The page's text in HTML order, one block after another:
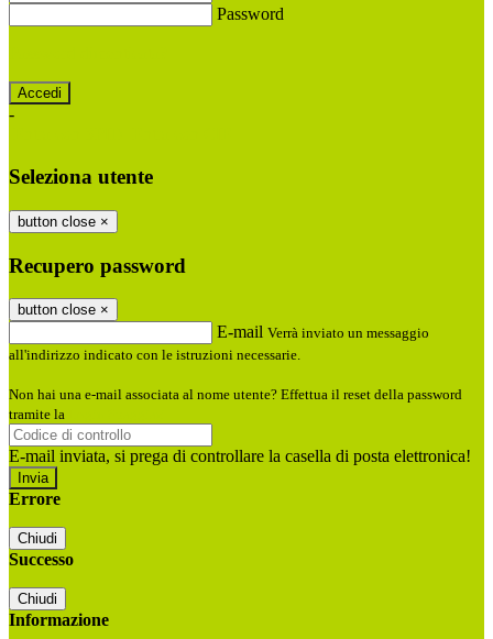
Password
-
Seleziona utente
button close ×
Recupero password
button close ×
E-mail Verrà inviato un messaggio
all'indirizzo indicato con le istruzioni necessarie.
Non hai una e-mail associata al nome utente? Effettua il reset della password
tramite la
E-mail inviata, si prega di controllare la casella di posta elettronica!
Errore
Chiudi
Successo
Chiudi
Informazione